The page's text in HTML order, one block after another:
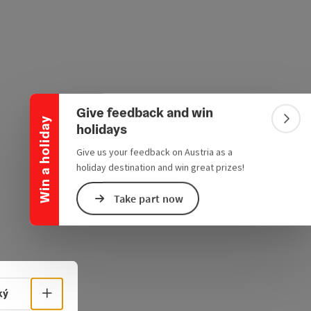
Win a holiday
Collapse banner
Give feedback and win
holidays
Give us your feedback on Austria as a
holiday destination and win great prizes!
Take part now
Select language - Open menu